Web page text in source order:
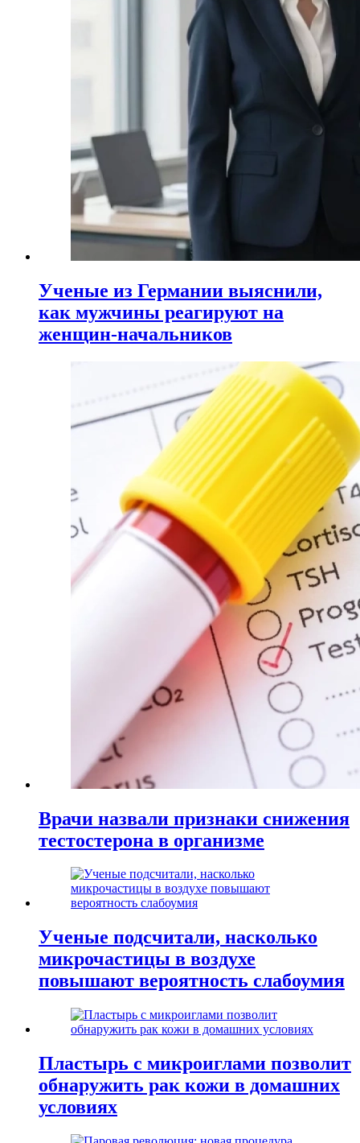
Ученые из Германии выяснили,
как мужчины реагируют на
женщин-начальников
Врачи назвали признаки снижения
тестостерона в организме
Ученые подсчитали, насколько
микрочастицы в воздухе
повышают вероятность слабоумия
Пластырь с микроиглами позволит
обнаружить рак кожи в домашних
условиях